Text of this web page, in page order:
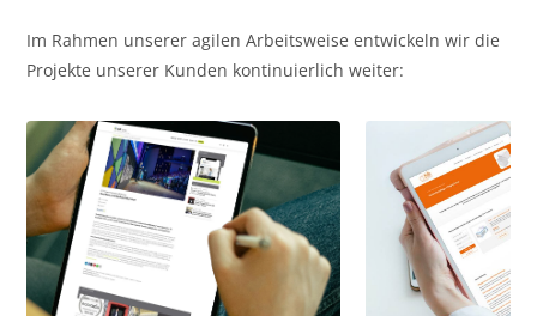
Im Rahmen unserer agilen Arbeitsweise entwickeln wir die
Projekte unserer Kunden kontinuierlich weiter: